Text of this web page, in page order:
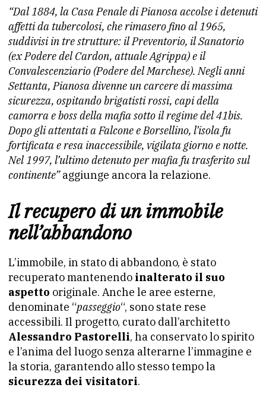
“Dal 1884, la Casa Penale di Pianosa accolse i detenuti
affetti da tubercolosi, che rimasero fino al 1965,
suddivisi in tre strutture: il Preventorio, il Sanatorio
(ex Podere del Cardon, attuale Agrippa) e il
Convalescenziario (Podere del Marchese). Negli anni
Settanta, Pianosa divenne un carcere di massima
sicurezza, ospitando brigatisti rossi, capi della
camorra e boss della mafia sotto il regime del 41bis.
Dopo gli attentati a Falcone e Borsellino, l’isola fu
fortificata e resa inaccessibile, vigilata giorno e notte.
Nel 1997, l’ultimo detenuto per mafia fu trasferito sul
continente”aggiunge ancora la relazione.
Il recupero di un immobile
nell’abbandono
L’immobile, in stato di abbandono, è stato
recuperato mantenendo inalterato il suo
aspetto originale. Anche le aree esterne,
denominate “passeggio“, sono state rese
accessibili. Il progetto, curato dall’architetto
Alessandro Pastorelli, ha conservato lo spirito
e l’anima del luogo senza alterarne l’immagine e
la storia, garantendo allo stesso tempo la
sicurezza dei visitatori.